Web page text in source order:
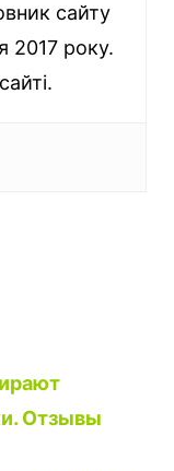
сайту
2017 року.
Отзывы